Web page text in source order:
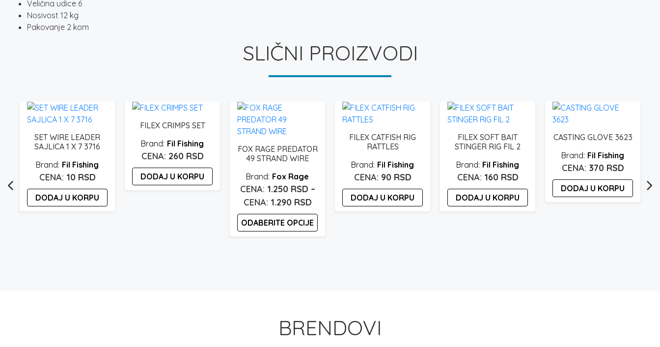
Veličina udice 6
Nosivost 12 kg
Pakovanje 2 kom
SLIČNI PROIZVODI
SET WIRE LEADER
SAJLICA 1 X 7 3716
Fil Fishing
10 RSD
DODAJ U KORPU
FILEX CRIMPS SET
Fil Fishing
260 RSD
DODAJ U KORPU
FOX RAGE PREDATOR
49 STRAND WIRE
Fox Rage
1.250 RSD –
1.290 RSDRaspon
cena:
od
ODABERITE OPCIJE
FILEX CATFISH RIG
RATTLES
Fil Fishing
90 RSD
DODAJ U KORPU
FILEX SOFT BAIT
STINGER RIG FIL 2
Fil Fishing
160 RSD
DODAJ U KORPU
CASTING GLOVE 3623
Fil Fishing
370 RSD
DODAJ U KORPU
BRENDOVI